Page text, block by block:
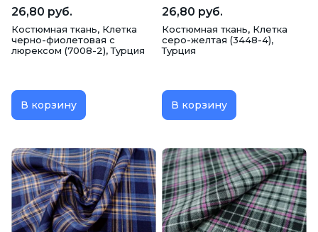
26,80 руб.
Костюмная ткань, Клетка
черно-фиолетовая с
люрексом (7008-2), Турция
В корзину
26,80 руб.
Костюмная ткань, Клетка
серо-желтая (3448-4),
Турция
В корзину